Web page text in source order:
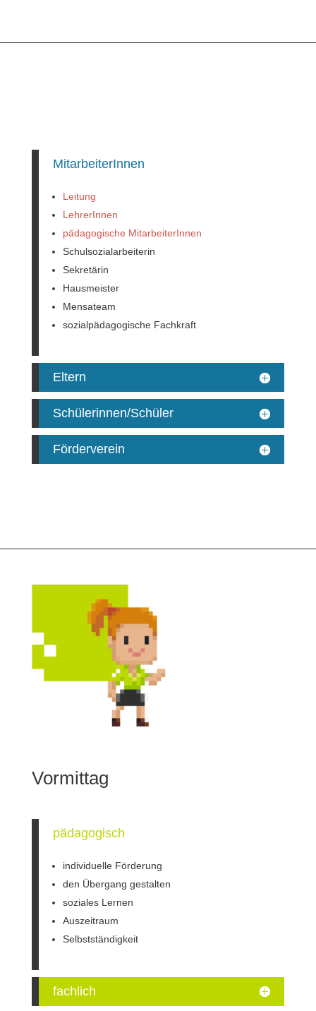
MitarbeiterInnen
Leitung
LehrerInnen
pädagogische MitarbeiterInnen
Schulsozialarbeiterin
Sekretärin
Hausmeister
Mensateam
sozialpädagogische Fachkraft
Eltern
Schülerinnen/Schüler
Förderverein
Vormittag
pädagogisch
individuelle Förderung
den Übergang gestalten
soziales Lernen
Auszeitraum
Selbstständigkeit
fachlich